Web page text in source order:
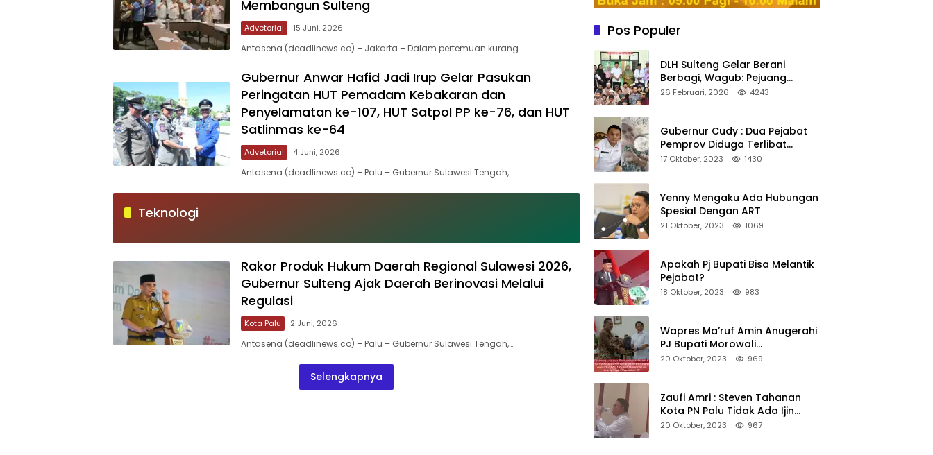
Membangun Sulteng
Advetorial 15 Juni, 2026
Antasena (deadlinews.co) – Jakarta – Dalam pertemuan kurang…
Gubernur Anwar Hafid Jadi Irup Gelar Pasukan
Peringatan HUT Pemadam Kebakaran dan
Penyelamatan ke-107, HUT Satpol PP ke-76, dan HUT
Satlinmas ke-64
Advetorial 4 Juni, 2026
Antasena (deadlinews.co) – Palu – Gubernur Sulawesi Tengah,…
Teknologi
Rakor Produk Hukum Daerah Regional Sulawesi 2026,
Gubernur Sulteng Ajak Daerah Berinovasi Melalui
Regulasi
Kota Palu 2 Juni, 2026
Antasena (deadlinews.co) – Palu – Gubernur Sulawesi Tengah,…
Selengkapnya
Pos Populer
DLH Sulteng Gelar Berani
Berbagi, Wagub: Pejuang
Lingkungan Harus Jadi Teladan
26 Februari, 2026 4243
Gubernur Cudy : Dua Pejabat
Pemprov Diduga Terlibat
Asmara Terlarang Sudah di
17 Oktober, 2023 1430
Yenny Mengaku Ada Hubungan
Spesial Dengan ART
21 Oktober, 2023 1069
Apakah Pj Bupati Bisa Melantik
Pejabat?
18 Oktober, 2023 983
Wapres Ma’ruf Amin Anugerahi
PJ Bupati Morowali
Penghargaan Paritrana Award
20 Oktober, 2023 969
Zaufi Amri : Steven Tahanan
Kota PN Palu Tidak Ada Ijin
Keluar Kota
20 Oktober, 2023 967